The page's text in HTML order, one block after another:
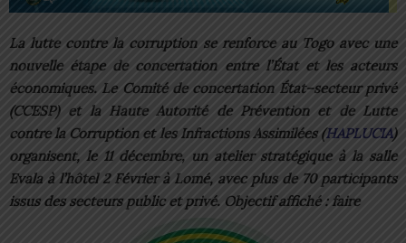
La lutte contre la corruption se renforce au Togo avec une
nouvelle étape de concertation entre l’État et les acteurs
économiques. Le Comité de concertation État–secteur privé
(CCESP) et la Haute Autorité de Prévention et de Lutte
contre la Corruption et les Infractions Assimilées (HAPLUCIA)
organisent, le 11 décembre, un atelier stratégique à la salle
Evala à l’hôtel 2 Février à Lomé, avec plus de 70 participants
issus des secteurs public et privé. Objectif affiché : faire